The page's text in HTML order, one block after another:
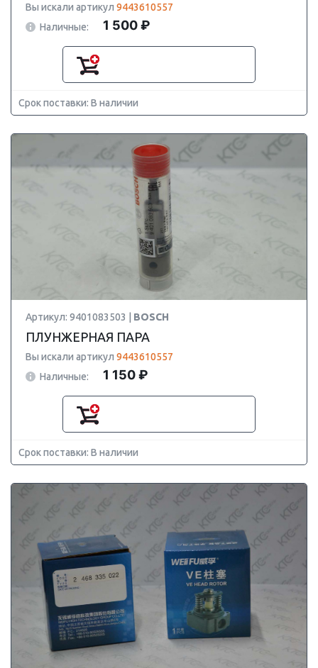
Вы искали артикул 9443610557
Наличные:
1 500 ₽
Срок поставки: В наличии
Артикул: 9401083503 | BOSCH
ПЛУНЖЕРНАЯ ПАРА
Вы искали артикул 9443610557
Наличные:
1 150 ₽
Срок поставки: В наличии